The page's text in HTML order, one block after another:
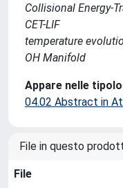
Collisional Energy-
CET-LIF
temperature
OH Manifold
Appare nelle
04.02 Abstract in
File in questo
File